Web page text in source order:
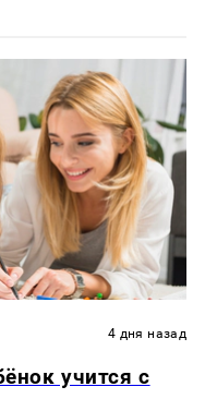
4 дня назад
учится с